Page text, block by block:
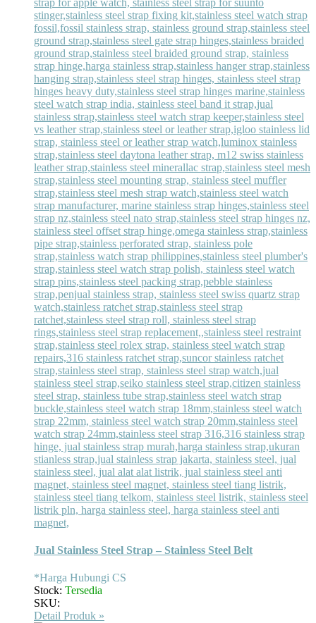
Jual Stainless Steel Strap – Stainless Steel Belt
*Harga Hubungi CS
Stock: Tersedia
SKU:
Detail Produk »